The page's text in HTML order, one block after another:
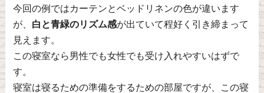
今回の例ではカーテンとベッドリネンの色が違います
が、 白と青緑のリズム感が出ていて程好く引き締まって
見えます。
この寝室なら男性でも女性でも受け入れやすいはずで
す。
寝室は寝るための準備をするための部屋ですが、この寝